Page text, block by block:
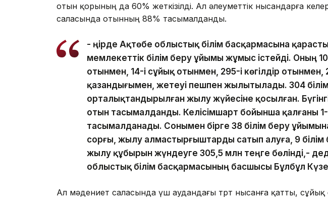
отын қорының да 60% жеткізілді. Ал әлеуметтік нысандарға
саласында отынның 88% тасымалданды.
- Өңірде Ақтөбе облыстық білім басқармасына
мемлекеттік білім беру ұйымы жұмыс істейді. Оның
отынмен, 14-і сұйық отынмен, 295-і көгілдір
қазандығымен, жетеуі пешпен жылытылады. 304
орталықтандырылған жылу жүйесіне қосылған.
отын тасымалданды. Келісімшарт бойынша қалғаны 1-
тасымалданады. Сонымен бірге 38 білім беру
сорғы, жылу алмастырғыштарды сатып алуға, 9
жылу құбырын жүндеуге 305,5 млн теңге бөлінді,-
облыстық білім басқармасының басшысы Бұлбұл
Ал мәдениет саласында үш аудандағы төрт нысанға қатты, сұйық